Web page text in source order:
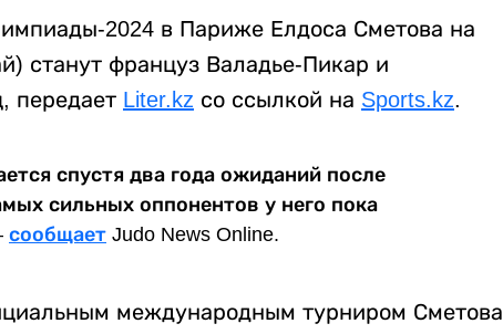
2024 в Париже Елдоса Сметова на
станут француз Валадье-Пикар и
передает Liter.kz со ссылкой на Sports.kz.
спустя два года ожиданий после
сильных оппонентов у него пока
сообщает Judo News Online.
международным турниром Сметова